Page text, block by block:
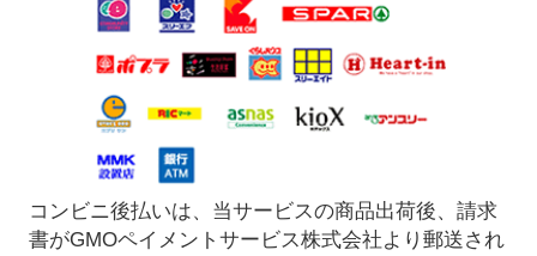
コンビニ後払いは、当サービスの商品出荷後、請求
書がGMOペイメントサービス株式会社より郵送され